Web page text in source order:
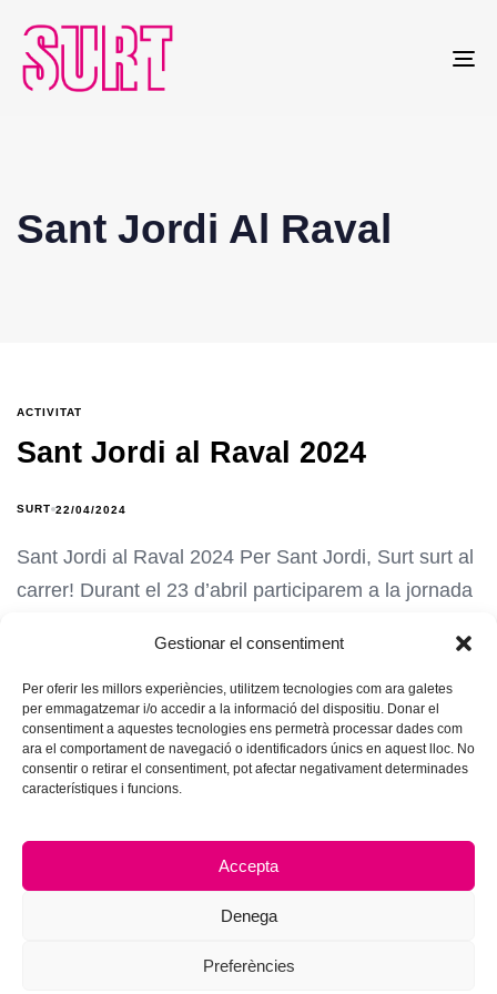
Gestionar el consentiment
Per oferir les millors experiències, utilitzem tecnologies com ara galetes
per emmagatzemar i/o accedir a la informació del dispositiu. Donar el
consentiment a aquestes tecnologies ens permetrà processar dades com
ara el comportament de navegació o identificadors únics en aquest lloc. No
consentir o retirar el consentiment, pot afectar negativament determinades
característiques i funcions.
Accepta
Denega
Preferències
Sant Jordi Al Raval
ACTIVITAT
Sant Jordi al Raval 2024
SURT 22/04/2024
Sant Jordi al Raval 2024 Per Sant Jordi, Surt surt al
carrer! Durant el 23 d’abril participarem a la jornada